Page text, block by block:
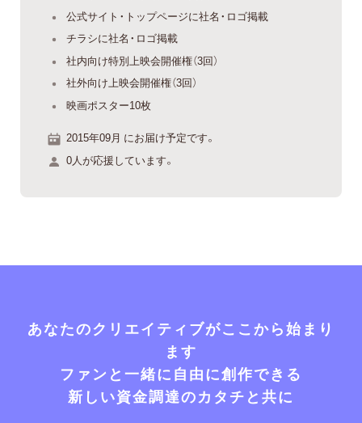
公式サイト・トップページに社名・ロゴ掲載
チラシに社名・ロゴ掲載
社内向け特別上映会開催権（3回）
社外向け上映会開催権（3回）
映画ポスター10枚
2015年09月 にお届け予定です。
0人が応援しています。
あなたのクリエイティブがここから始まり
ます
ファンと一緒に自由に創作できる
新しい資金調達のカタチと共に